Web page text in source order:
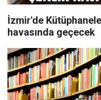
İzmir'de
havasında geçecek